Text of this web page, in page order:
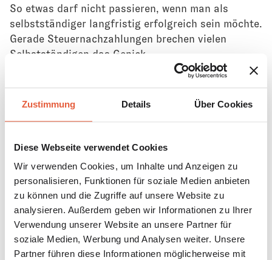
Zustimmung Details Über Cookies
Diese Webseite verwendet Cookies
Wir verwenden Cookies, um Inhalte und Anzeigen zu
personalisieren, Funktionen für soziale Medien anbieten
zu können und die Zugriffe auf unsere Website zu
analysieren. Außerdem geben wir Informationen zu Ihrer
Verwendung unserer Website an unsere Partner für
soziale Medien, Werbung und Analysen weiter. Unsere
Partner führen diese Informationen möglicherweise mit
So etwas darf nicht passieren, wenn man als
selbstständiger langfristig erfolgreich sein möchte.
Gerade Steuernachzahlungen brechen vielen
Selbstständigen das Genick.
Hinzu kommt die Ungewissheit über die eigene
Selbstständigkeit.
Wohin möchtest Du Dich entwickeln, wenn Du
Diese Dinge klingen für einige vielleicht nach
„Wunschdenken“.
Genau das ist aber der Knackpunkt, der Top-
Selbstständige von durchschnittlichen
Selbstständigen unterscheidet.
Denn: Wenn Du keinen Plan hast, wirst Du zum Teil
vom Plan anderer. So lässt sich keine gesunde
Selbstständigkeit aufbauen, die mit den eigenen